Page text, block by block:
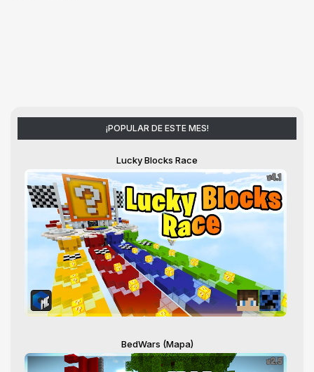
¡POPULAR DE ESTE MES!
Lucky Blocks Race
BedWars (Mapa)